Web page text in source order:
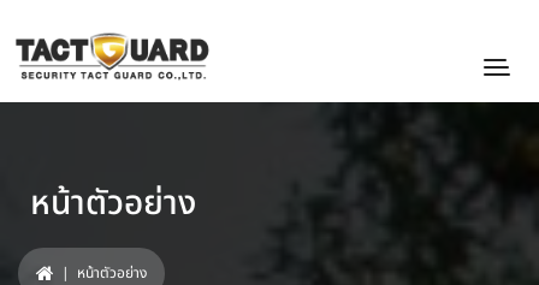
หน้าตัวอย่าง
| หน้าตัวอย่าง